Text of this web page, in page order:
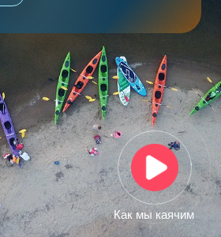
Как мы каячим